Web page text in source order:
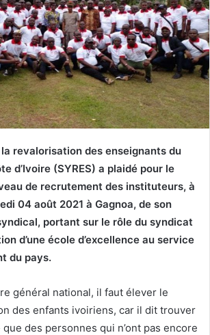
revalorisation des enseignants du
d’Ivoire (SYRES) a plaidé pour le
de recrutement des instituteurs, à
04 août 2021 à Gagnoa, de son
portant sur le rôle du syndicat
d’une école d’excellence au service
du pays.
général national, il faut élever le
des enfants ivoiriens, car il dit trouver
que des personnes qui n’ont pas encore